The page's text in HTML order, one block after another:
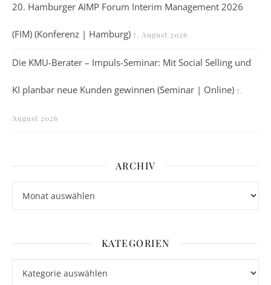
20. Hamburger AIMP Forum Interim Management 2026
(FIM) (Konferenz | Hamburg) 7. August 2026
Die KMU-Berater – Impuls-Seminar: Mit Social Selling und
KI planbar neue Kunden gewinnen (Seminar | Online) 7.
August 2026
ARCHIV
KATEGORIEN